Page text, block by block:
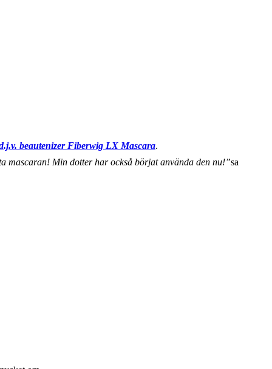
beautenizer Fiberwig LX Mascara.
mascaran! Min dotter har också börjat använda den nu!”sa